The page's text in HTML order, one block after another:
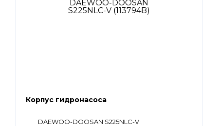
Корпус гидронасоса
DAEWOO-DOOSAN S225NLC-V